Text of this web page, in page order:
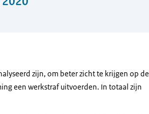
zijn, om beter zicht te krijgen op de
een werkstraf uitvoerden. In totaal zijn